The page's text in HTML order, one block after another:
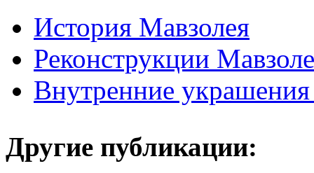
История Мавзолея
Реконструкции
Внутренние
Другие публикации: